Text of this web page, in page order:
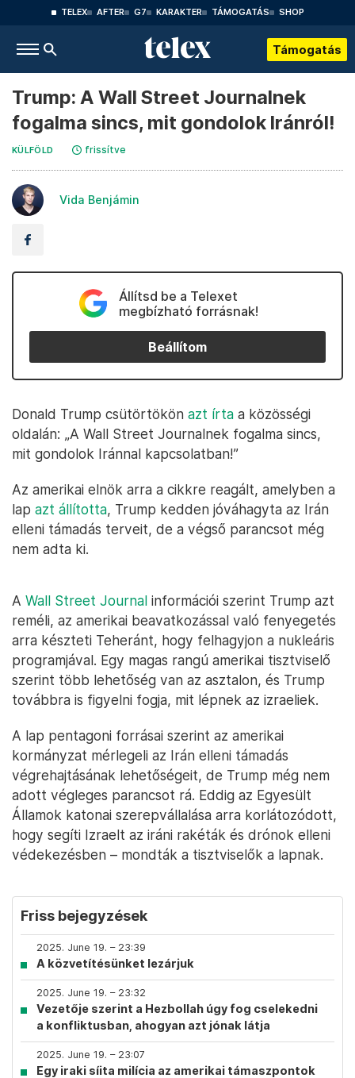
TELEX AFTER G7 KARAKTER TÁMOGATÁS SHOP
Támogatás
Trump: A Wall Street Journalnek
fogalma sincs, mit gondolok Iránról!
KÜLFÖLD frissítve
Vida Benjámin
Állítsd be a Telexet
megbízható forrásnak!
Beállítom
Donald Trump csütörtökön azt írta a közösségi
oldalán: „A Wall Street Journalnek fogalma sincs,
mit gondolok Iránnal kapcsolatban!”
Az amerikai elnök arra a cikkre reagált, amelyben a
lap azt állította, Trump kedden jóváhagyta az Irán
elleni támadás terveit, de a végső parancsot még
nem adta ki.
A Wall Street Journal információi szerint Trump azt
reméli, az amerikai beavatkozással való fenyegetés
arra készteti Teheránt, hogy felhagyjon a nukleáris
programjával. Egy magas rangú amerikai tisztviselő
szerint több lehetőség van az asztalon, és Trump
továbbra is figyelni fogja, mit lépnek az izraeliek.
A lap pentagoni forrásai szerint az amerikai
kormányzat mérlegeli az Irán elleni támadás
végrehajtásának lehetőségeit, de Trump még nem
adott végleges parancsot rá. Eddig az Egyesült
Államok katonai szerepvállalása arra korlátozódott,
hogy segíti Izraelt az iráni rakéták és drónok elleni
védekezésben – mondták a tisztviselők a lapnak.
Friss bejegyzések
2025. June 19. – 23:39
A közvetítésünket lezárjuk
2025. June 19. – 23:32
Vezetője szerint a Hezbollah úgy fog cselekedni
a konfliktusban, ahogyan azt jónak látja
2025. June 19. – 23:07
Egy iraki síita milícia az amerikai támaszpontok